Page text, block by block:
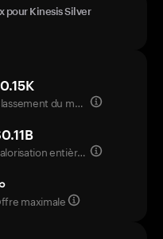
pour Kinesis Silver
Classement du marché
Valorisation entièrement diluée
maximale